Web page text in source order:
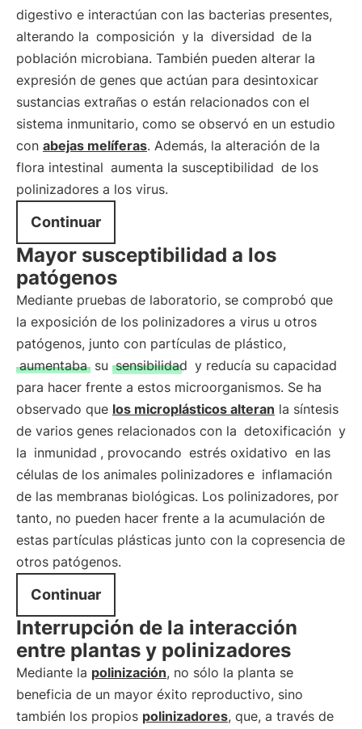
digestivo e interactúan con las bacterias presentes,
alterando la composición y la diversidad de la
población microbiana. También pueden alterar la
expresión de genes que actúan para desintoxicar
sustancias extrañas o están relacionados con el
sistema inmunitario, como se observó en un estudio
con abejas melíferas. Además, la alteración de la
flora intestinal aumenta la susceptibilidad de los
polinizadores a los virus.
Continuar
Mayor susceptibilidad a los
patógenos
Mediante pruebas de laboratorio, se comprobó que
la exposición de los polinizadores a virus u otros
patógenos, junto con partículas de plástico,
aumentaba su sensibilidad y reducía su capacidad
para hacer frente a estos microorganismos. Se ha
observado que los microplásticos alteran la síntesis
de varios genes relacionados con la detoxificación y
la inmunidad , provocando estrés oxidativo en las
células de los animales polinizadores e inflamación
de las membranas biológicas. Los polinizadores, por
tanto, no pueden hacer frente a la acumulación de
estas partículas plásticas junto con la copresencia de
otros patógenos.
Continuar
Interrupción de la interacción
entre plantas y polinizadores
Mediante la polinización, no sólo la planta se
beneficia de un mayor éxito reproductivo, sino
también los propios polinizadores, que, a través de